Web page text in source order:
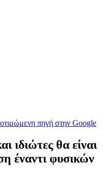
πηγή στην Google
ιδιώτες θα είναι
έναντι φυσικών